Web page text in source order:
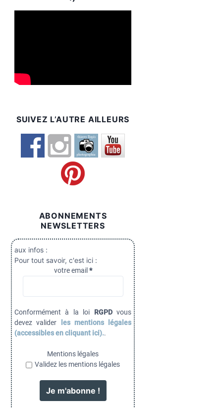
SUIVEZ L’AUTRE AILLEURS
ABONNEMENTS
NEWSLETTERS
aux infos :
Pour tout savoir, c'est ici :
votre email *
Conformément à la loi RGPDvous
devez valider
les mentions légales
(accessibles en cliquant ici)..
Mentions légales
Validez les mentions légales